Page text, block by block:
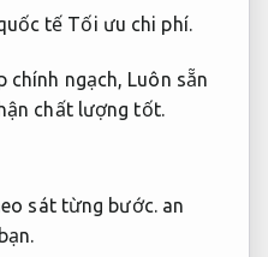
tế Tối ưu chi phí.
chính ngạch, Luôn sẵn
chất lượng tốt.
sát từng bước.an